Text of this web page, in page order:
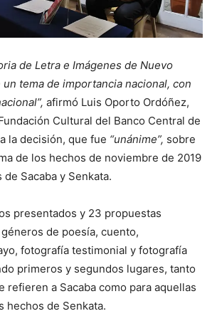
de Letra e Imágenes de Nuevo
tema de importancia nacional, con
afirmó Luis Oporto Ordóñez,
Cultural del Banco Central de
la decisión, que fue “unánime”, sobre
de los hechos de noviembre de 2019
Sacaba y Senkata.
presentados y 23 propuestas
de poesía, cuento,
fotografía testimonial y fotografía
primeros y segundos lugares, tanto
refieren a Sacaba como para aquellas
hechos de Senkata.